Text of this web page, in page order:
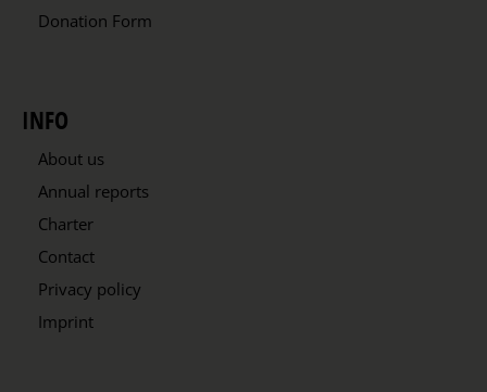
Donation Form
INFO
About us
Annual reports
Charter
Contact
Privacy policy
Imprint